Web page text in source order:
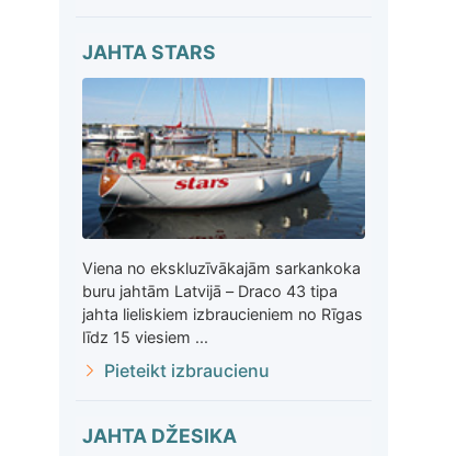
JAHTA STARS
Viena no ekskluzīvākajām sarkankoka
buru jahtām Latvijā – Draco 43 tipa
jahta lieliskiem izbraucieniem no Rīgas
līdz 15 viesiem ...
Pieteikt izbraucienu
JAHTA DŽESIKA